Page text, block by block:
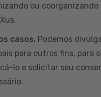
ou coorganizando
casos. Podemos
para outros fins, para
lo e solicitar seu